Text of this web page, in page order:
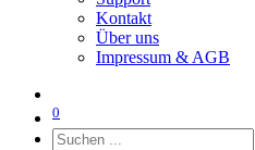
Kontakt
Über uns
Impressum & AGB
0